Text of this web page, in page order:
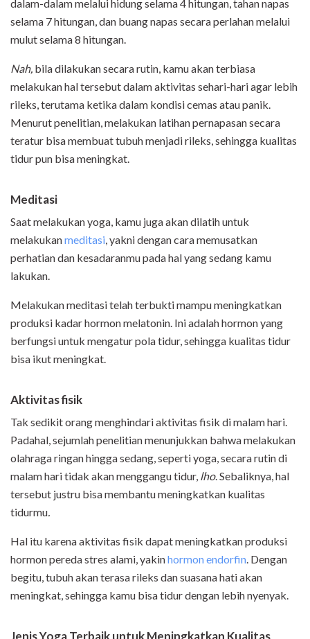
dalam-dalam melalui hidung selama 4 hitungan, tahan napas
selama 7 hitungan, dan buang napas secara perlahan melalui
mulut selama 8 hitungan.
Nah, bila dilakukan secara rutin, kamu akan terbiasa
melakukan hal tersebut dalam aktivitas sehari-hari agar lebih
rileks, terutama ketika dalam kondisi cemas atau panik.
Menurut penelitian, melakukan latihan pernapasan secara
teratur bisa membuat tubuh menjadi rileks, sehingga kualitas
tidur pun bisa meningkat.
Meditasi
Saat melakukan yoga, kamu juga akan dilatih untuk
melakukanmeditasi , yakni dengan cara memusatkan
perhatian dan kesadaranmu pada hal yang sedang kamu
lakukan.
Melakukan meditasi telah terbukti mampu meningkatkan
produksi kadar hormon melatonin. Ini adalah hormon yang
berfungsi untuk mengatur pola tidur, sehingga kualitas tidur
bisa ikut meningkat.
Aktivitas fisik
Tak sedikit orang menghindari aktivitas fisik di malam hari.
Padahal, sejumlah penelitian menunjukkan bahwa melakukan
olahraga ringan hingga sedang, seperti yoga, secara rutin di
malam hari tidak akan menggangu tidur, lho. Sebaliknya, hal
tersebut justru bisa membantu meningkatkan kualitas
tidurmu
Hal itu karena aktivitas fisik dapat meningkatkan produksi
hormon pereda stres alami, yakinhormon endorfin . Dengan
begitu, tubuh akan terasa rileks dan suasana hati akan
meningkat, sehingga kamu bisa tidur dengan lebih nyenyak.
Jenis Yoga Terbaik untuk Meningkatkan Kualitas